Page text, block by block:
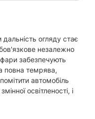
огляду стає
незалежно
фари забезпечують
повна темрява,
автомобіль
освітленості, і